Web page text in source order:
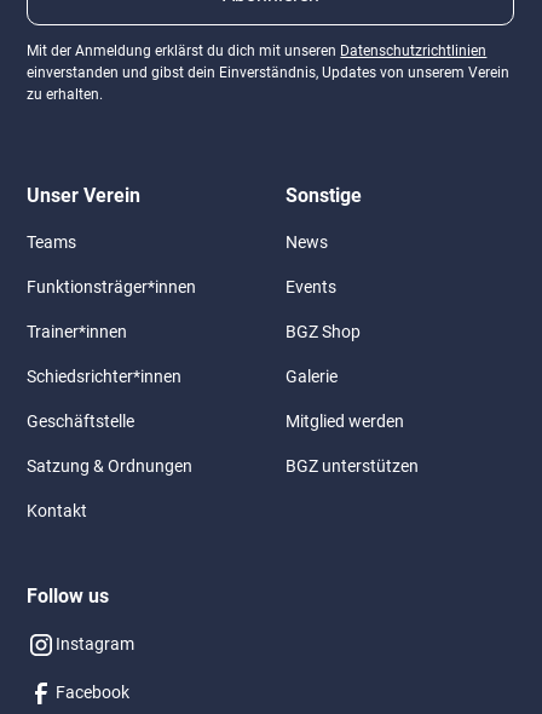
Mit der Anmeldung erklärst du dich mit unseren Datenschutzrichtlinien
einverstanden und gibst dein Einverständnis, Updates von unserem Verein
zu erhalten.
Unser Verein
Teams
Funktionsträger*innen
Trainer*innen
Schiedsrichter*innen
Geschäftstelle
Satzung & Ordnungen
Kontakt
Sonstige
News
Events
BGZ Shop
Galerie
Mitglied werden
BGZ unterstützen
Follow us
Instagram
Facebook